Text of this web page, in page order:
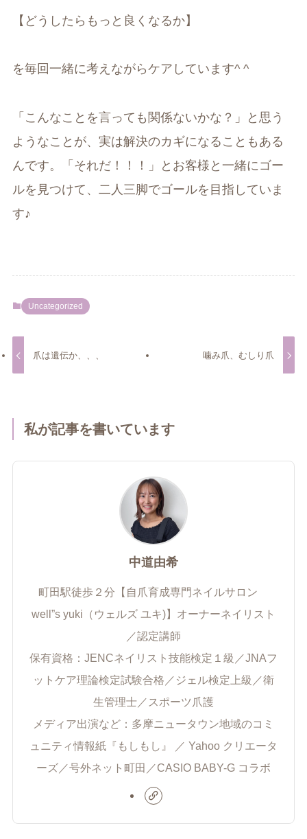
【どうしたらもっと良くなるか】
を毎回一緒に考えながらケアしています^ ^
「こんなことを言っても関係ないかな？」と思う
ようなことが、実は解決のカギになることもある
んです。「それだ！！！」とお客様と一緒にゴー
ルを見つけて、二人三脚でゴールを目指していま
す♪
Uncategorized
爪は遺伝か、、、 噛み爪、むしり爪
私が記事を書いています
中道由希
町田駅徒歩２分【自爪育成専門ネイルサロン
well”s yuki（ウェルズ ユキ)】オーナーネイリスト
／認定講師
保有資格：JENCネイリスト技能検定１級／JNAフ
ットケア理論検定試験合格／ジェル検定上級／衛
生管理士／スポーツ爪護
メディア出演など：多摩ニュータウン地域のコミ
ュニティ情報紙『もしもし』 ／ Yahoo クリエータ
ーズ／号外ネット町田／CASIO BABY-G コラボ